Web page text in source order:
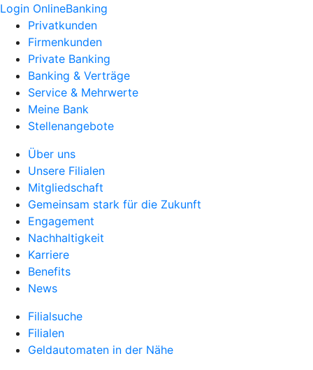
Login OnlineBanking
Privatkunden
Firmenkunden
Private Banking
Banking & Verträge
Service & Mehrwerte
Meine Bank
Stellenangebote
Über uns
Unsere Filialen
Mitgliedschaft
Gemeinsam stark für die Zukunft
Engagement
Nachhaltigkeit
Karriere
Benefits
News
Filialsuche
Filialen
Geldautomaten in der Nähe